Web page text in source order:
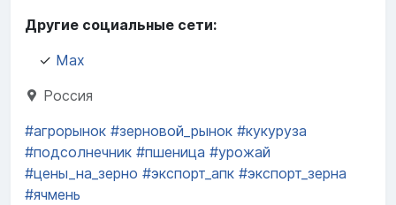
Другие социальные сети:
✓ Max
Россия
#агрорынок #зерновой_рынок #кукуруза
#подсолнечник #пшеница #урожай
#цены_на_зерно #экспорт_апк #экспорт_зерна
#ячмень